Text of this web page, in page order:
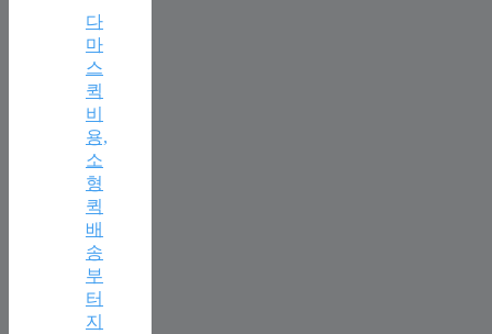
다
마
스
퀵
비
용,
소
형
퀵
배
송
부
터
지